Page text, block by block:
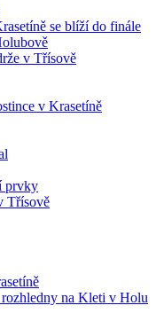
se blíží do finále
v Třísově
v Krasetíně
prvky
Třísově
na Kleti v Holu